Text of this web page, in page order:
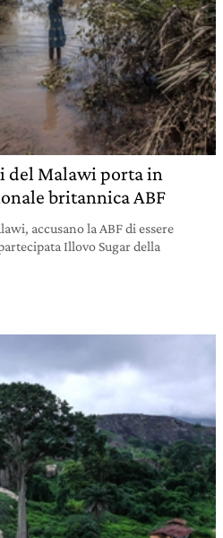
del Malawi porta in
britannica ABF
accusano la ABF di essere
Illovo Sugar della